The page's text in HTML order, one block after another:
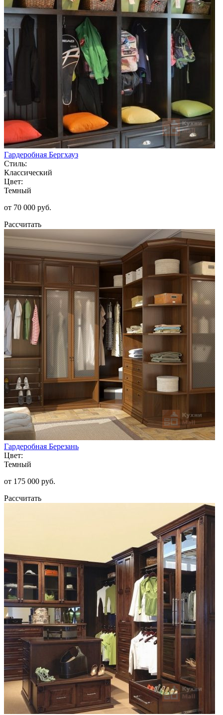
Гардеробная Бергхауз
Стиль:
Классический
Цвет:
Темный
от 70 000 руб.
Рассчитать
Гардеробная Березань
Цвет:
Темный
от 175 000 руб.
Рассчитать